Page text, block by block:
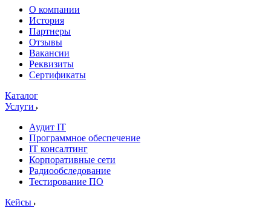
О компании
История
Партнеры
Отзывы
Вакансии
Реквизиты
Сертификаты
Каталог
Услуги
Аудит IT
Программное обеспечение
IT консалтинг
Корпоративные сети
Радиообследование
Тестирование ПО
Кейсы